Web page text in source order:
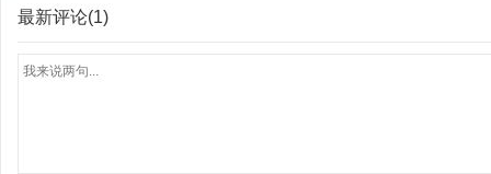
最新评论(1)